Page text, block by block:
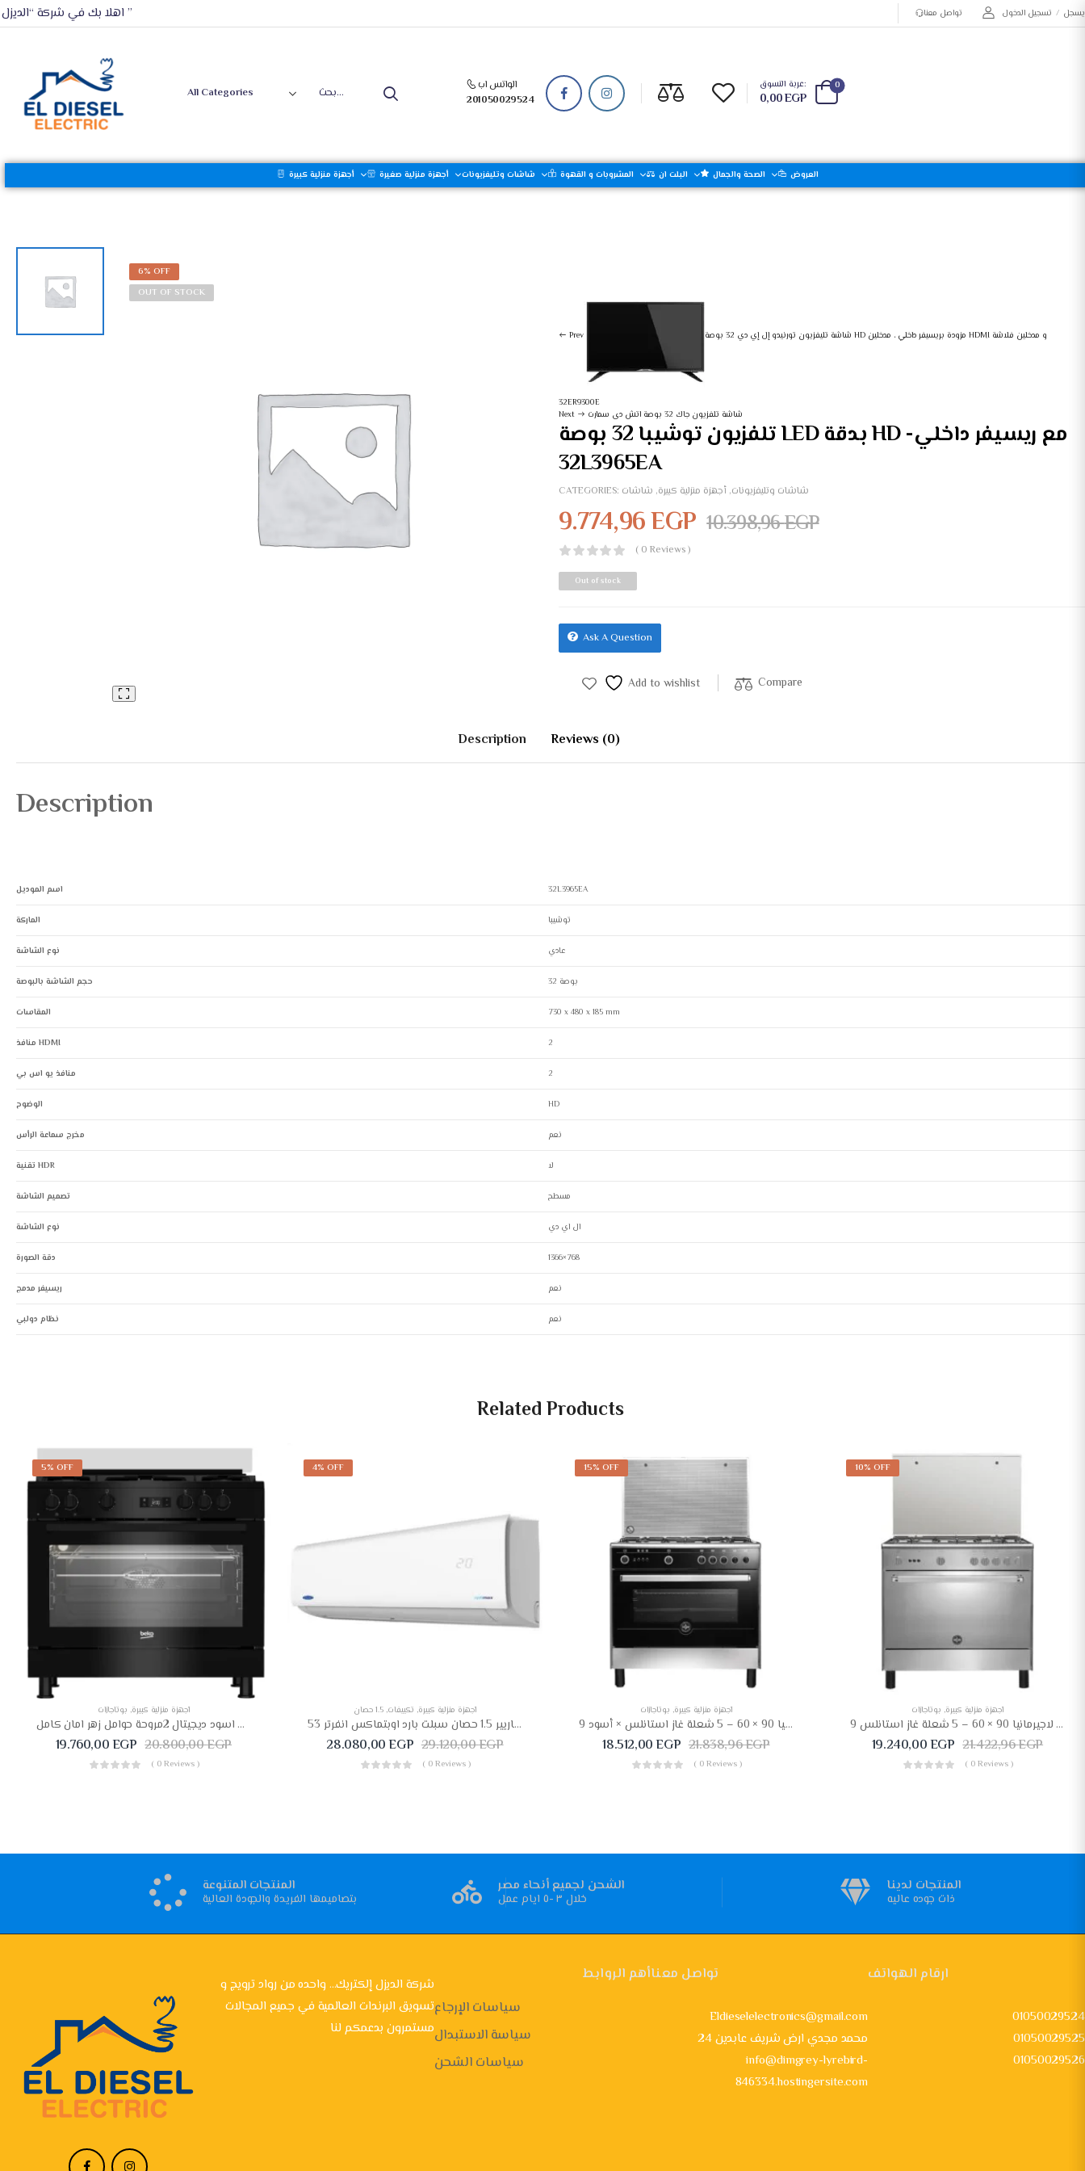
اهلا بك في شركة “الديزل ” تواصل معنا تسجيل الدخول / يسجل
الواتس اب
201050029524
عربة التسوق:
0,00EGP
0
أجهزة منزلية كبيرة أجهزة منزلية صغيرة شاشات وتليفزيونات المشروبات و القهوة البلت ان الصحة والجمال العروض
6% OFF
OUT OF STOCK
Prev شاشة تليفزيون تورنيدو إل إي دي 32 بوصة HD مزودة بريسيفر داخلي ، مدخلين HDMI و مدخلين فلاشة
32ER9300E
Next
شاشة تلفزيون جاك 32 بوصة اتش دى سمارت
تلفزيون توشيبا 32 بوصة LED بدقة HD مع ريسيفر داخلي-
32L3965EA
CATEGORIES: شاشات وتليفزيونات, أجهزة منزلية كبيرة, شاشات
9.774,96EGP 10.398,96EGP
( 0 Reviews )
Out of stock
Ask A Question
Add to wishlist Compare
Description Reviews (0)
Description
اسم الموديل 32L3965EA
الماركة توشيبا
نوع الشاشة عادي
حجم الشاشة بالبوصة 32 بوصة
المقاسات 730 x 480 x 185 mm
منافذ HDMI 2
2
الوضوح HD
مخرج سماعة الرأس نعم
تقنية HDR لا
تصميم الشاشة مسطح
نوع الشاشة ال اي دي
دقة الصورة 1366×768
ريسيفر مدمج نعم
نظام دولبي نعم
Related Products
5% OFF
أجهزة منزلية كبيرة, بوتاجازات
بوتجاز بيكو 60*90 اسود ديجيتال 2مروحة حوامل زهر امان كامل GGR15325FXNB
19.760,00EGP 20.800,00EGP
( 0 Reviews )
4% OFF
أجهزة منزلية كبيرة, تكييفات, 1.5 حصان
تكييف كاريير 1.5 حصان سبلت بارد اوبتماكس انفرتر 53KHCT12DN-708F
28.080,00EGP 29.120,00EGP
( 0 Reviews )
15% OFF
أجهزة منزلية كبيرة, بوتاجازات
بوتاجاز لاجيرمانيا 90 × 60 – 5 شعلة غاز استانلس × أسود 9M10GRB1X4AWW
18.512,00EGP 21.838,96EGP
( 0 Reviews )
10% OFF
أجهزة منزلية كبيرة, بوتاجازات
بوتاجاز لاجيرمانيا 90 × 60 – 5 شعلة غاز استانلس 9D10GUB1X4AWW
19.240,00EGP 21.422,96EGP
( 0 Reviews )
المنتجات المتنوعة
بتصاميمها الفريدة والجودة العالية
الشحن لجميع أنحاء مصر
خلال ٣ -٥ ايام عمل
المنتجات لدينا
ذات جوده عاليه
شركة الديزل إلكتريك... واحده من رواد ترويج و
تسويق البرندات العالمية في جميع المجالات
مستمرون بدعمكم لنا
أهم الروابط
سياسات الإرجاع
سياسة الاستبدال
سياسات الشحن
تواصل معنا
Eldieselelectronics@gmail.com
24 محمد مجدي ارض شريف عابدين
info@dimgrey-lyrebird-
846334.hostingersite.com
ارقام الهواتف
01050029524
01050029525
01050029526